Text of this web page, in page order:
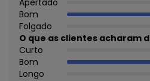
junho/2026
maio/2026
abril/2026
março/2026
fevereiro/2026
Apertado
Bom
Folgado
O que as clientes acharam
Curto
Bom
Longo